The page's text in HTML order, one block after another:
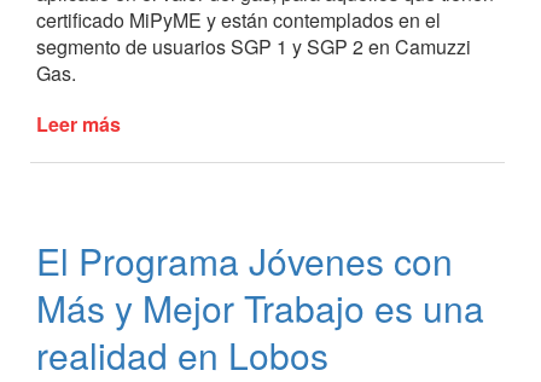
certificado MiPyME y están contemplados en el
segmento de usuarios SGP 1 y SGP 2 en Camuzzi
Gas.
Leer más
de
Lobos
El Programa Jóvenes con
Más y Mejor Trabajo es una
realidad en Lobos